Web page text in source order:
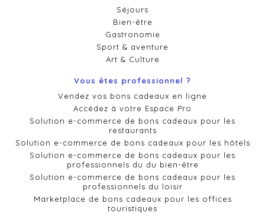
Séjours
Bien-être
Gastronomie
Sport & aventure
Art & Culture
Vous êtes professionnel ?
Vendez vos bons cadeaux en ligne
Accédez à votre Espace Pro
Solution e-commerce de bons cadeaux pour les
restaurants
Solution e-commerce de bons cadeaux pour les hôtels
Solution e-commerce de bons cadeaux pour les
professionnels du du bien-être
Solution e-commerce de bons cadeaux pour les
professionnels du loisir
Marketplace de bons cadeaux pour les offices
touristiques